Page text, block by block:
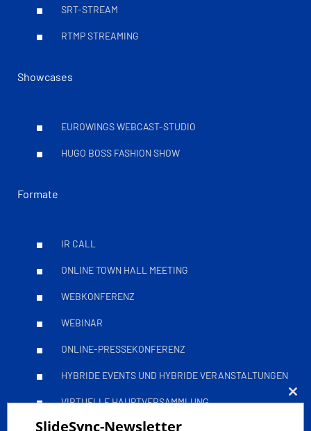
SRT-STREAM
RTMP STREAMING
Showcases
EUROWINGS WEBCAST-STUDIO
HUGO BOSS FASHION SHOW
Formate
IR CALL
ONLINE TOWN HALL MEETING
WEBKONFERENZ
WEBINAR
ONLINE-PRESSEKONFERENZ
HYBRIDE EVENTS UND HYBRIDE VERANSTALTUNGEN
VIRTUELLE HAUPTVERSAMMLUNG
SlideSync-Newsletter